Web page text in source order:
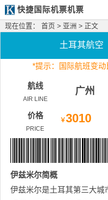
快捷国际机票机票
现在位置： 首页 > 亚洲 > 正文
土耳其航空
*提示：国际航班变动
航线
AIR LINE
广州
价格
PRICE
￥3010
伊兹米尔简概
伊兹米尔是土耳其第三大